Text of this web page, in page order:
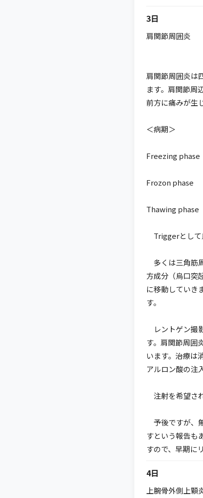
3日
肩関節周囲炎
肩関節周囲炎は
ます。肩関節周
前方に痛みが生
＜病期＞
Freezing phase
Frozon phase
Thawing phase
Triggerとして
多くは三角筋
方成分（烏口突
に移動していき
す。
レントゲン撮
す。肩関節周囲
います。治療は
アルロン酸の注
注射を希望さ
予後ですが、
すという報告も
すので、早期に
4日
上腕骨外側上顆